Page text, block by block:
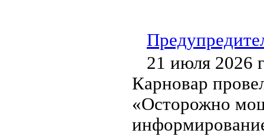
21 июля 2026
Карновар
«Осторожно